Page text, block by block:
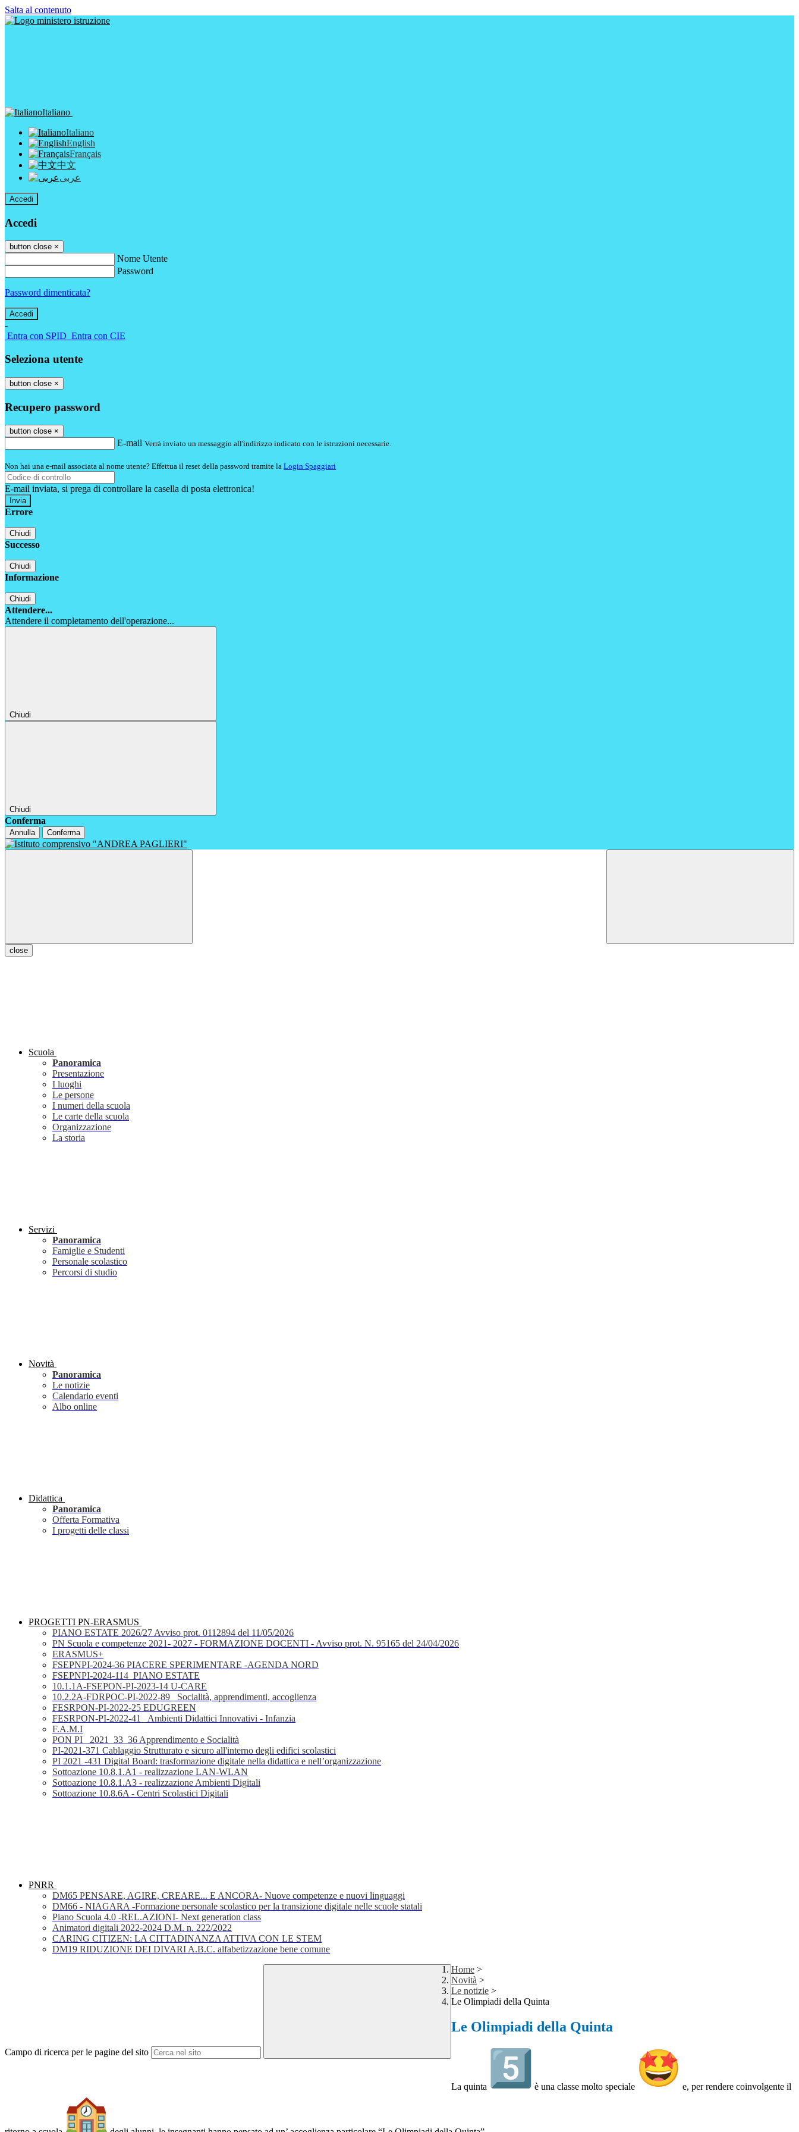
Salta al contenuto
Italiano
Italiano
English
Français
中文
عربى
Accedi
Accedi
button close ×
Nome Utente
Password
Password dimenticata?
-
Entra con SPID Entra con CIE
Seleziona utente
button close ×
Recupero password
button close ×
E-mail Verrà inviato un messaggio all'indirizzo indicato con le istruzioni necessarie.
Non hai una e-mail associata al nome utente? Effettua il reset della password tramite la Login Spaggiari
E-mail inviata, si prega di controllare la casella di posta elettronica!
Errore
Chiudi
Successo
Chiudi
Informazione
Chiudi
Attendere...
Attendere il completamento dell'operazione...
Chiudi
Chiudi
Conferma
Annulla Conferma
close
Scuola
Panoramica
Presentazione
I luoghi
Le persone
I numeri della scuola
Le carte della scuola
Organizzazione
La storia
Servizi
Panoramica
Famiglie e Studenti
Personale scolastico
Percorsi di studio
Novità
Panoramica
Le notizie
Calendario eventi
Albo online
Didattica
Panoramica
Offerta Formativa
I progetti delle classi
PROGETTI PN-ERASMUS
PIANO ESTATE 2026/27 Avviso prot. 0112894 del 11/05/2026
PN Scuola e competenze 2021- 2027 - FORMAZIONE DOCENTI - Avviso prot. N. 95165 del 24/04/2026
ERASMUS+
FSEPNPI-2024-36 PIACERE SPERIMENTARE -AGENDA NORD
FSEPNPI-2024-114_PIANO ESTATE
10.1.1A-FSEPON-PI-2023-14 U-CARE
10.2.2A-FDRPOC-PI-2022-89_ Socialità, apprendimenti, accoglienza
FESRPON-PI-2022-25 EDUGREEN
FESRPON-PI-2022-41_ Ambienti Didattici Innovativi - Infanzia
F.A.M.I
PON PI_ 2021_33_36 Apprendimento e Socialità
PI-2021-371 Cablaggio Strutturato e sicuro all'interno degli edifici scolastici
PI 2021 -431 Digital Board: trasformazione digitale nella didattica e nell’organizzazione
Sottoazione 10.8.1.A1 - realizzazione LAN-WLAN
Sottoazione 10.8.1.A3 - realizzazione Ambienti Digitali
Sottoazione 10.8.6A - Centri Scolastici Digitali
PNRR
DM65 PENSARE, AGIRE, CREARE... E ANCORA- Nuove competenze e nuovi linguaggi
DM66 - NIAGARA -Formazione personale scolastico per la transizione digitale nelle scuole statali
Piano Scuola 4.0 -REL.AZIONI- Next generation class
Animatori digitali 2022-2024 D.M. n. 222/2022
CARING CITIZEN: LA CITTADINANZA ATTIVA CON LE STEM
DM19 RIDUZIONE DEI DIVARI A.B.C. alfabetizzazione bene comune
Campo di ricerca per le pagine del sito
Home >
Novità >
Le notizie >
Le Olimpiadi della Quinta
Le Olimpiadi della Quinta
La quinta è una classe molto speciale e, per rendere coinvolgente il